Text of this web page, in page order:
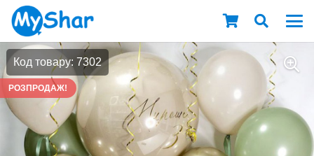
Код товару: 7302
РОЗПРОДАЖ!